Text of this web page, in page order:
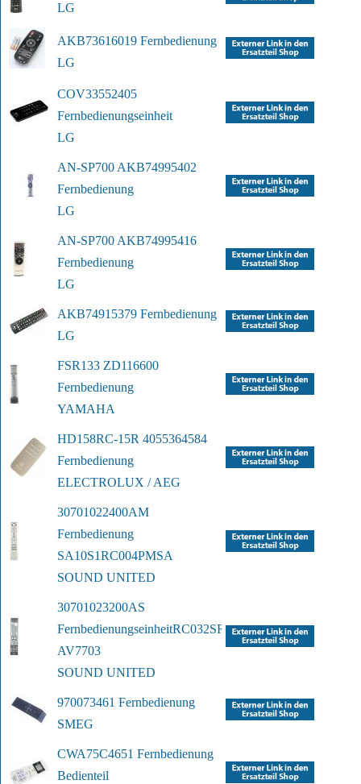
LG
AKB73616019 Fernbedienung
LG
COV33552405
Fernbedienungseinheit
LG
AN-SP700 AKB74995402
Fernbedienung
LG
AN-SP700 AKB74995416
Fernbedienung
LG
AKB74915379 Fernbedienung
LG
FSR133 ZD116600
Fernbedienung
YAMAHA
HD158RC-15R 4055364584
Fernbedienung
ELECTROLUX / AEG
30701022400AM
Fernbedienung
SA10S1RC004PMSA
SOUND UNITED
30701023200AS
FernbedienungseinheitRC032SR
AV7703
SOUND UNITED
970073461 Fernbedienung
SMEG
CWA75C4651 Fernbedienung
Bedienteil